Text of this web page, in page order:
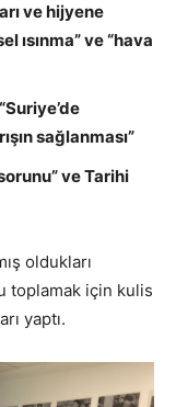
ve hijyene
ısınma” ve “hava
sağlanması”
ve Tarihi
oldukları
toplamak için kulis
yaptı.